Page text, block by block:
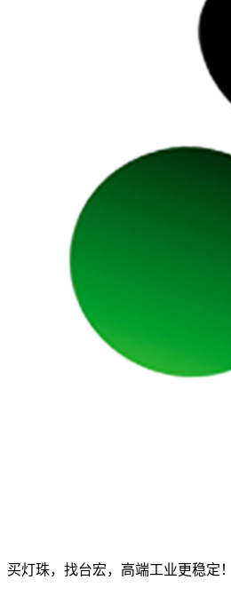
买灯珠，找台宏，高端工业更稳定！